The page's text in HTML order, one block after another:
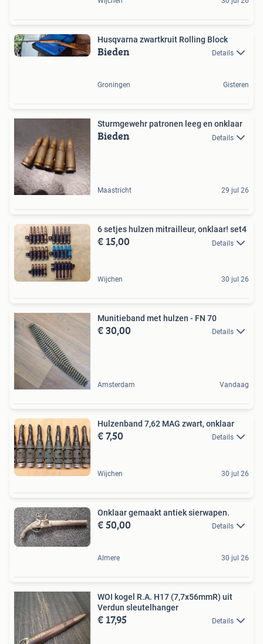
Husqvarna zwartkruit Rolling Block
Bieden Details
Groningen Gisteren
Sturmgewehr patronen leeg en onklaar
Bieden Details
Maastricht 29 jul 26
6 setjes hulzen mitrailleur, onklaar! set4
€ 15,00 Details
Wijchen 30 jul 26
Munitieband met hulzen - FN 70
€ 30,00 Details
Amsterdam Vandaag
Hulzenband 7,62 MAG zwart, onklaar
€ 7,50 Details
Wijchen 30 jul 26
Onklaar gemaakt antiek sierwapen.
€ 50,00 Details
Almere 30 jul 26
WOI kogel R.A. H17 (7,7x56mmR) uit
Verdun sleutelhanger
€ 17,95 Details